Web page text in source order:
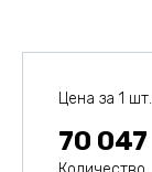
Цена за 1 шт.
70 047